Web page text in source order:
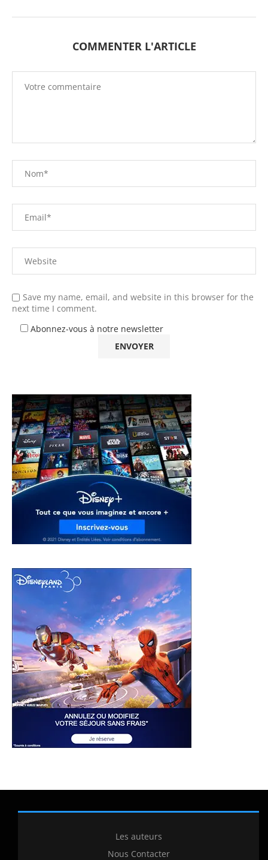
COMMENTER L'ARTICLE
Save my name, email, and website in this browser for the
next time I comment.
Abonnez-vous à notre newsletter
Les auteurs
Nous Contacter